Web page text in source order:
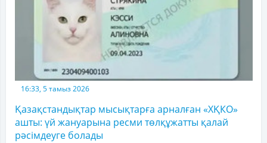
16:33, 5 тамыз 2026
Қазақстандықтар мысықтарға арналған «ХҚКО»
ашты: үй жануарына ресми төлқұжатты қалай
рәсімдеуге болады